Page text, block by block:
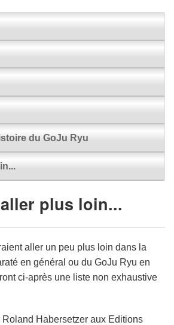
du GoJu Ryu
plus loin...
aller un peu plus loin dans la
en général ou du GoJu Ryu en
ci-après une liste non exhaustive
Roland Habersetzer aux Editions